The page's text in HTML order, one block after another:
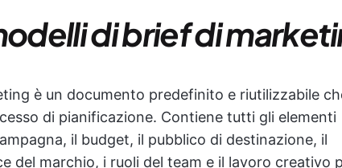
di brief di
è un documento predefinito e riutilizzabile
di pianificazione. Contiene tutti gli elementi
il budget, il pubblico di destinazione, il
del marchio, i ruoli del team e il lavoro creativo